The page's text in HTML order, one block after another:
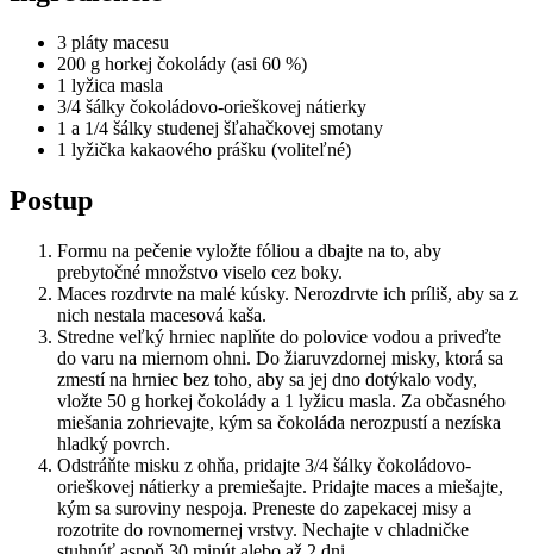
3 pláty macesu
200 g horkej čokolády (asi 60 %)
1 lyžica masla
3/4 šálky čokoládovo-orieškovej nátierky
1 a 1/4 šálky studenej šľahačkovej smotany
1 lyžička kakaového prášku (voliteľné)
Postup
Formu na pečenie vyložte fóliou a dbajte na to, aby
prebytočné množstvo viselo cez boky.
Maces rozdrvte na malé kúsky. Nerozdrvte ich príliš, aby sa z
nich nestala macesová kaša.
Stredne veľký hrniec naplňte do polovice vodou a priveďte
do varu na miernom ohni. Do žiaruvzdornej misky, ktorá sa
zmestí na hrniec bez toho, aby sa jej dno dotýkalo vody,
vložte 50 g horkej čokolády a 1 lyžicu masla. Za občasného
miešania zohrievajte, kým sa čokoláda nerozpustí a nezíska
hladký povrch.
Odstráňte misku z ohňa, pridajte 3/4 šálky čokoládovo-
orieškovej nátierky a premiešajte. Pridajte maces a miešajte,
kým sa suroviny nespoja. Preneste do zapekacej misy a
rozotrite do rovnomernej vrstvy. Nechajte v chladničke